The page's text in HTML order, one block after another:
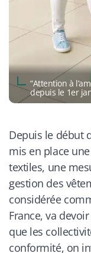
“Attention à
depuis le 1er
Depuis le début
mis en place
textiles, une
gestion des
considérée
France, va
que les
conformité, on